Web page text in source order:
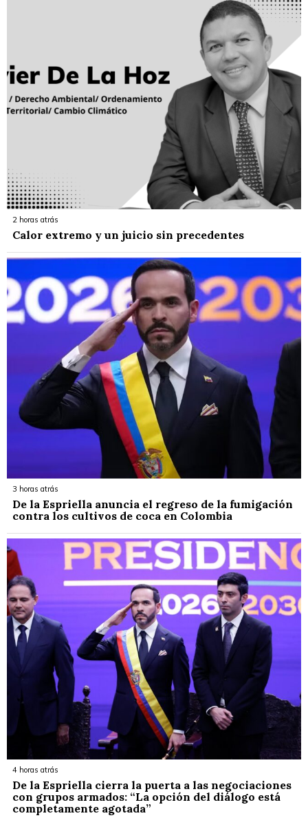
2 horas atrás
Calor extremo y un juicio sin precedentes
3 horas atrás
De la Espriella anuncia el regreso de la fumigación
contra los cultivos de coca en Colombia
4 horas atrás
De la Espriella cierra la puerta a las negociaciones
con grupos armados: “La opción del diálogo está
completamente agotada”